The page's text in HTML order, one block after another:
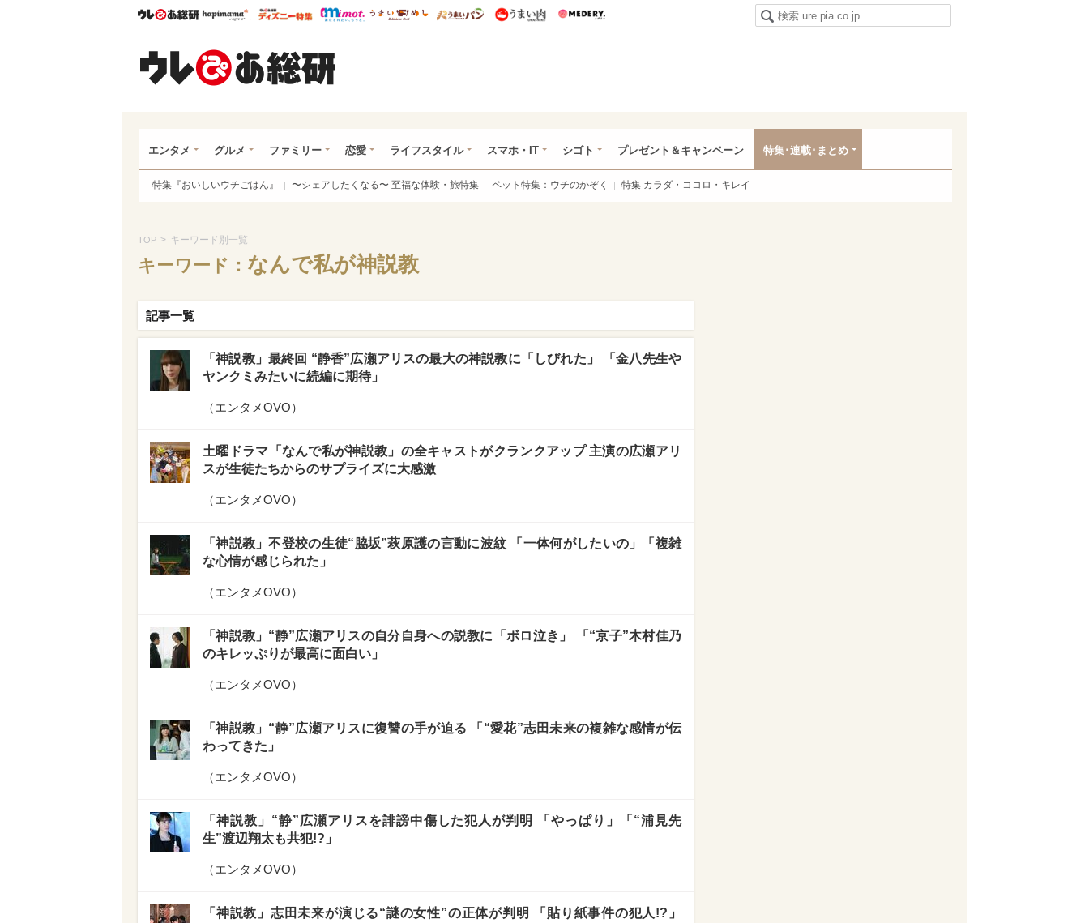
ウレぴあ総研ハピママ* ウレぴあ総研 ディズニー特集
mimot. うまいめし うまいパン うまい肉
エンタメ グルメ ファミリー 恋愛 ライフスタイル スマホ・IT シゴト プレゼント＆キャンペーン 特集･連載･まとめ
特集『おいしいウチごはん』 〜シェアしたくなる〜 至福な体験・旅特集 ペット特集：ウチのかぞく 特集 カラダ・ココロ・キレイ
TOP > キーワード別一覧
キーワード： なんで私が神説教
記事一覧
「神説教」最終回 “静香”広瀬アリスの最大の神説教に「しびれた」 「金八先生や
ヤンクミみたいに続編に期待」
（エンタメOVO）
土曜ドラマ「なんで私が神説教」の全キャストがクランクアップ 主演の広瀬アリ
スが生徒たちからのサプライズに大感激
（エンタメOVO）
「神説教」不登校の生徒“脇坂”萩原護の言動に波紋 「一体何がしたいの」「複雑
な心情が感じられた」
（エンタメOVO）
「神説教」“静”広瀬アリスの自分自身への説教に「ボロ泣き」 「“京子”木村佳乃
のキレッぷりが最高に面白い」
（エンタメOVO）
「神説教」“静”広瀬アリスに復讐の手が迫る 「“愛花”志田未来の複雑な感情が伝
わってきた」
（エンタメOVO）
「神説教」“静”広瀬アリスを誹謗中傷した犯人が判明 「やっぱり」「“浦見先
生”渡辺翔太も共犯!?」
（エンタメOVO）
「神説教」志田未来が演じる“謎の女性”の正体が判明 「貼り紙事件の犯人!?」